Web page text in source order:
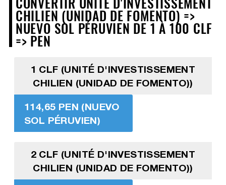
CHILIEN (UNIDAD DE FOMENTO) =>
NUEVO SOL PÉRUVIEN DE 1 À 100 CLF
=> PEN
1 CLF (UNITÉ D'INVESTISSEMENT
CHILIEN (UNIDAD DE FOMENTO))
114,65 PEN (NUEVO
SOL PÉRUVIEN)
2 CLF (UNITÉ D'INVESTISSEMENT
CHILIEN (UNIDAD DE FOMENTO))